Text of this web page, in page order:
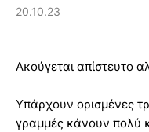
20.10.23
Ακούγεται απίστευτο
Yπάρχουν ορισμένες
γραμμές κάνουν πολύ